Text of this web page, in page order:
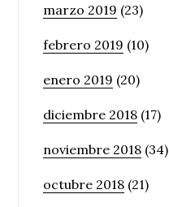
marzo 2019 (23)
febrero 2019 (10)
enero 2019 (20)
diciembre 2018 (17)
noviembre 2018 (34)
octubre 2018 (21)